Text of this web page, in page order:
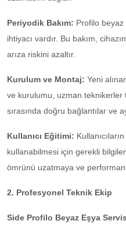
Periyodik Bakım: Profilo beyaz
ihtiyacı vardır. Bu bakım,
arıza riskini azaltır.
Kurulum ve Montaj: Yeni
ve kurulumu, uzman teknikerler
sırasında doğru bağlantılar ve
Kullanıcı Eğitimi:
kullanabilmesi için gerekli
ömrünü uzatmaya ve
2. Profesyonel Teknik Ekip
Side Profilo Beyaz Eşya